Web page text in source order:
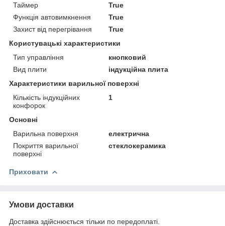
Таймер
True
Функція автовимкнення
True
Захист від перегрівання
True
Користувацькi характеристики
Тип управління
кнопковий
Вид плити
індукційна плита
Характеристики варильної поверхні
Кількість індукційних
конфорок
1
Основні
Варильна поверхня
електрична
Покриття варильної
поверхні
стеклокерамика
Приховати
Умови доставки
Доставка здійснюється тільки по передоплаті.